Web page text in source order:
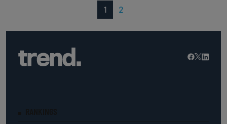
1 (current)
2